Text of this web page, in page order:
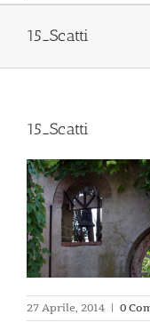
15_Scatti
15_Scatti
27 Aprile, 2014 | 0